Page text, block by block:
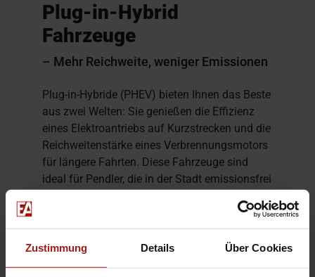
Zustimmung Details Über Cookies
Plug-in-Hybrid
Fahrzeuge
– Mehr Reichweite, weniger Emissionen
Plug-in-Hybride (PHEV) bieten Ihnen das Beste
aus zwei Welten: Sie genießen die Effizienz
eines Elektroantriebs auf Kurzstrecken und die
Reichweitenstärke eines Verbrennungsmotors
für längere Fahrten. Diese Fahrzeuge sind
ideal für Pendler, die in der Stadt emissionsfrei
Strecken ohne Ladepause zurücklegen wollen.
Laden Sie Ihr Fahrzeug bequem zu Hause oder
an öffentlichen Ladestationen und fahren Sie
flexibel in jeder Situation.